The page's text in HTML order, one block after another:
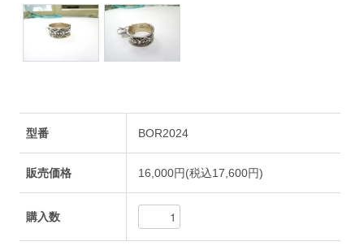
型番 BOR2024
販売価格 16,000円(税込17,600円)
購入数